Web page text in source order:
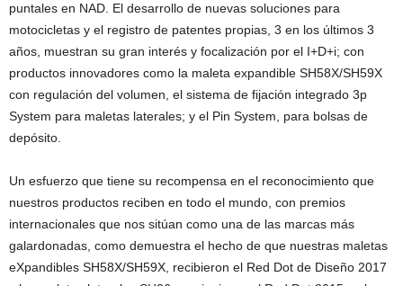
puntales en NAD. El desarrollo de nuevas soluciones para
motocicletas y el registro de patentes propias, 3 en los últimos 3
años, muestran su gran interés y focalización por el I+D+i; con
productos innovadores como la maleta expandible SH58X/SH59X
con regulación del volumen, el sistema de fijación integrado 3p
System para maletas laterales; y el Pin System, para bolsas de
depósito.
Un esfuerzo que tiene su recompensa en el reconocimiento que
nuestros productos reciben en todo el mundo, con premios
internacionales que nos sitúan como una de las marcas más
galardonadas, como demuestra el hecho de que nuestras maletas
eXpandibles SH58X/SH59X, recibieron el Red Dot de Diseño 2017